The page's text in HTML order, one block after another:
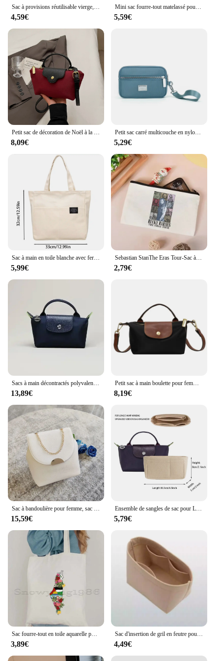
Sac à provisions réutilisable vierge, sacs de rangement, fourre-tout de voyage, sac à main, noir et blanc, proximité de la main, bricolage
4,59€
Mini sac fourre-tout matelassé pour femme, sac à main en nylon pour poignet, pochette solide pour documents, pochette pour clés, sac à main pour le travail, le voyage, le shopping
5,59€
Petit sac de décoration de Noël à la mode et polyvalent, mini et mignon, adapté à une utilisation en automne et en hiver
8,09€
Petit sac carré multicouche en nylon, sac de dos de loisirs, nouvelle mode, version coréenne, 2023
5,29€
5,99€
Sebastian StanThe Eras Tour-Sac à bandoulière décontracté pour femme, sac à provisions blanc, sac fourre-tout Bucky Barnes, mode rétro
2,79€
13,89€
Petit sac à main boulette pour femme, nouveau mini sac à main de niche, tissu en nylon haut de gamme, initié et sac à bandoulière pour téléphone portable, 2024
8,19€
15,59€
Ensemble de sangles de sac pour Longchamp Mini Dumpling, cuir véritable, sangle initiée, accessoires de sac à bandoulière, modification sans poinçon
5,79€
3,89€ 4,49€